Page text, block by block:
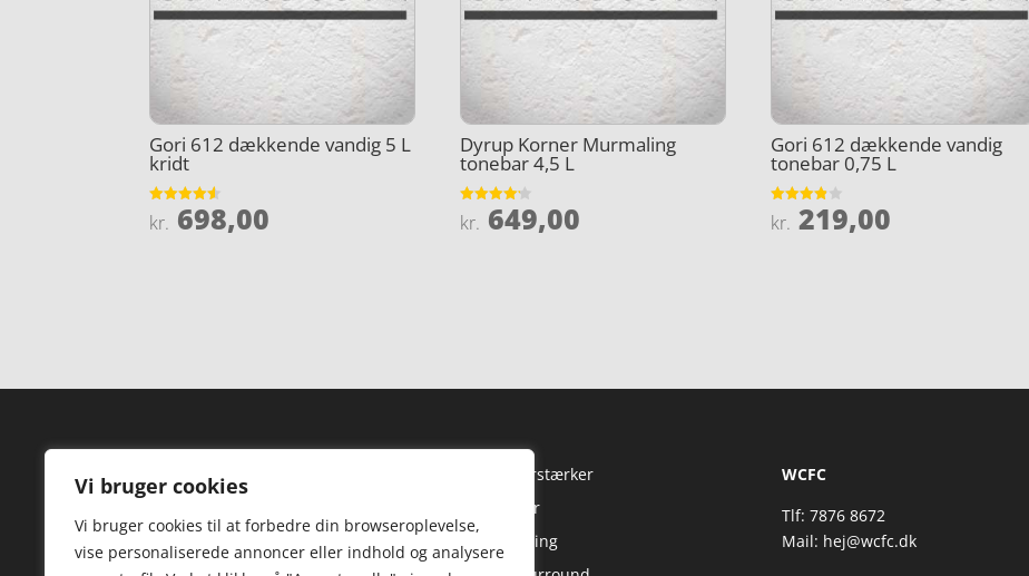
Vi bruger cookies
Vi bruger cookies til at forbedre din browseroplevelse,
vise personaliserede annoncer eller indhold og analysere
Gori 612 dækkende vandig 5 L
kridt
Vurderet
4.5
kr. 698,00
Dyrup Korner Murmaling
tonebar 4,5 L
Vurderet
4.1
kr. 649,00
Gori 612 dækkende vandig
tonebar 0,75 L
Vurderet
3.8
kr. 219,00
Forside
Kontakt
HiFi Forstærker
Højtaler
Streaming
WCFC
Tlf: 7876 8672
Mail: hej@wcfc.dk